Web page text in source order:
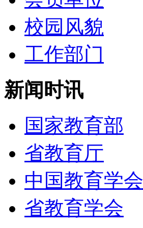
校园风貌
工作部门
新闻时讯
国家教育部
省教育厅
中国教育学会
省教育学会